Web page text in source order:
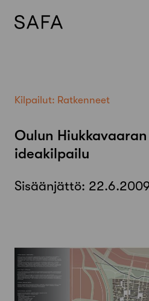
Kilpailut: Ratkenneet
Oulun Hiukkavaaran
ideakilpailu
Sisäänjättö: